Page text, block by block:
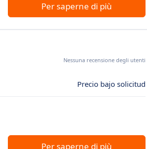
Per saperne di più
Nessuna recensione degli utenti
Precio bajo solicitud
Per saperne di più